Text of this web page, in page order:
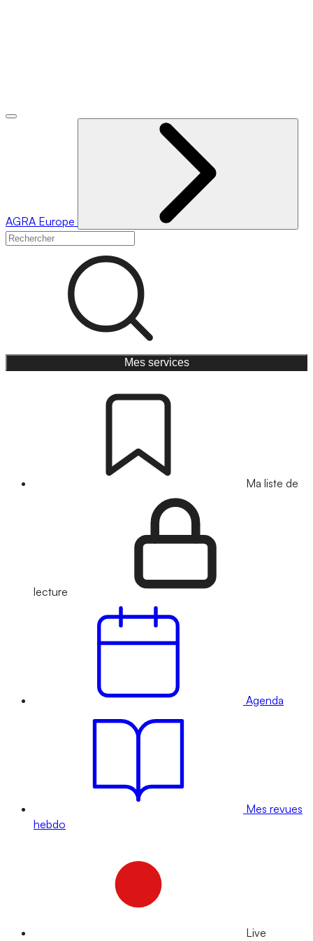
AGRA Europe
Mes services
Ma liste de
lecture
Agenda
Mes revues
hebdo
Live